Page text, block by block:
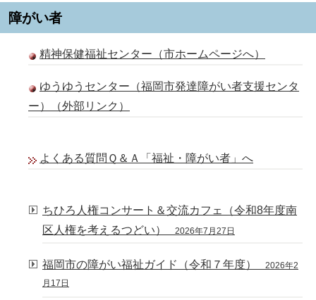
障がい者
精神保健福祉センター（市ホームページへ）
ゆうゆうセンター（福岡市発達障がい者支援センタ
ー）（外部リンク）
よくある質問Ｑ＆Ａ「福祉・障がい者」へ
ちひろ人権コンサート＆交流カフェ（令和8年度南
区人権を考えるつどい）
2026年7月27日
福岡市の障がい福祉ガイド（令和７年度） 2026年2
月17日